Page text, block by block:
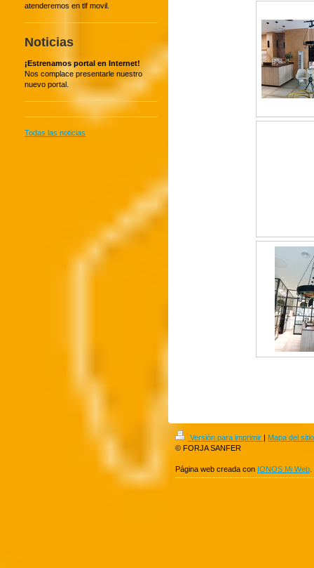
atenderemos en tlf movil.
Noticias
¡Estrenamos portal en Internet!
Nos complace presentarle nuestro
nuevo portal.
Todas las noticias
Versión para imprimir | Mapa del sitio
© FORJA SANFER
Página web creada con IONOS Mi Web